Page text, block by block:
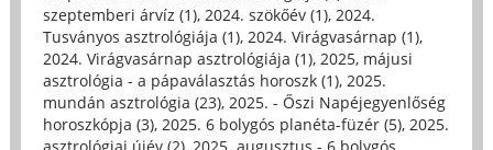
szeptemberi árvíz (1), 2024. szökőév (1), 2024.
Tusványos asztrológiája (1), 2024. Virágvasárnap (1),
2024. Virágvasárnap asztrológiája (1), 2025, májusi
asztrológia - a pápaválasztás horoszk (1), 2025.
mundán asztrológia (23), 2025. - Őszi Napéjegyenlőség
horoszkópja (3), 2025. 6 bolygós planéta-füzér (5), 2025.